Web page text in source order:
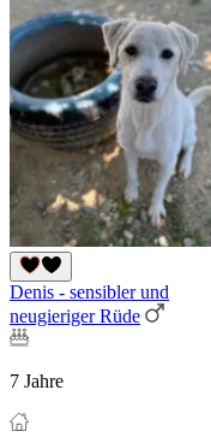
Denis - sensibler und
neugieriger Rüde
7 Jahre